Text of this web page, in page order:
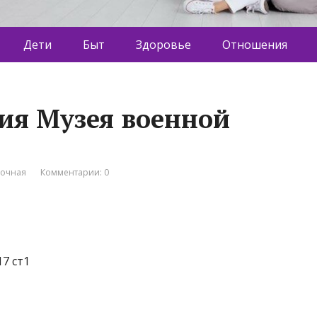
Дети Быт Здоровье Отношения
Музея военной
Комментарии: 0
ст1